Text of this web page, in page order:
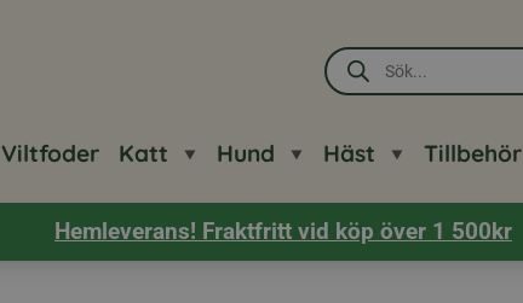
Produktsökning
Viltfoder Katt Hund Häst Tillbehör
Hemleverans! Fraktfritt vid köp över 1 500kr